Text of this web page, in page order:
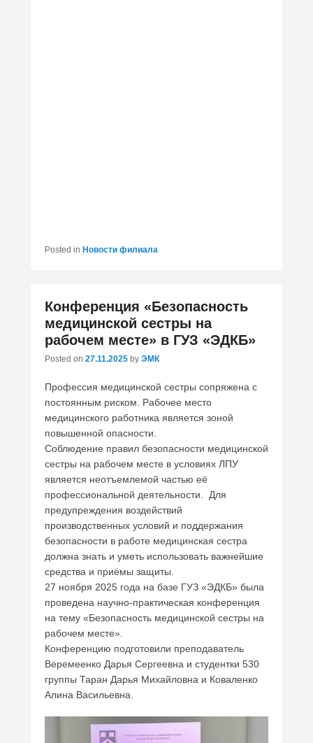
Posted in Новости филиала
Конференция «Безопасность
медицинской сестры на
рабочем месте» в ГУЗ «ЭДКБ»
Posted on 27.11.2025 by ЭМК
Профессия медицинской сестры сопряжена с
постоянным риском. Рабочее место
медицинского работника является зоной
повышенной опасности.
Соблюдение правил безопасности медицинской
сестры на рабочем месте в условиях ЛПУ
является неотъемлемой частью её
профессиональной деятельности. Для
предупреждения воздействий
производственных условий и поддержания
безопасности в работе медицинская сестра
должна знать и уметь использовать важнейшие
средства и приёмы защиты.
27 ноября 2025 года на базе ГУЗ «ЭДКБ» была
проведена научно-практическая конференция
на тему «Безопасность медицинской сестры на
рабочем месте».
Конференцию подготовили преподаватель
Веремеенко Дарья Сергеевна и студентки 530
группы Таран Дарья Михайловна и Коваленко
Алина Васильевна.